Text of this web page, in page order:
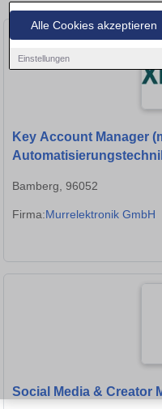
Alle Cookies akzeptieren
Einstellungen
Key Account Manager
Bamberg, 96052
Firma:Murrelektronik GmbH
Social Media & Creator